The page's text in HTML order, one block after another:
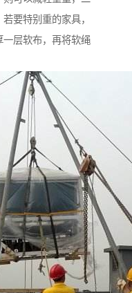
要特别重的家具，
层软布，再将软绳